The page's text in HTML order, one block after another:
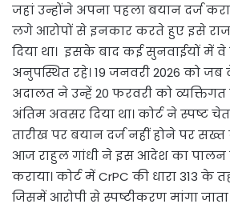
जहां उन्होंने अपना पहला बयान दर्ज
लगे आरोपों से इनकार करते हुए इसे
दिया था। इसके बाद कई सुनवाईयों में
अनुपस्थित रहे। 19 जनवरी 2026 को जब
अदालत ने उन्हें 20 फरवरी को
अंतिम अवसर दिया था। कोर्ट ने स्पष्ट
तारीख पर बयान दर्ज नहीं होने पर सख्त
आज राहुल गांधी ने इस आदेश का पालन
कराया। कोर्ट में CrPC की धारा 313 के
जिसमें आरोपी से स्पष्टीकरण मांगा जाता